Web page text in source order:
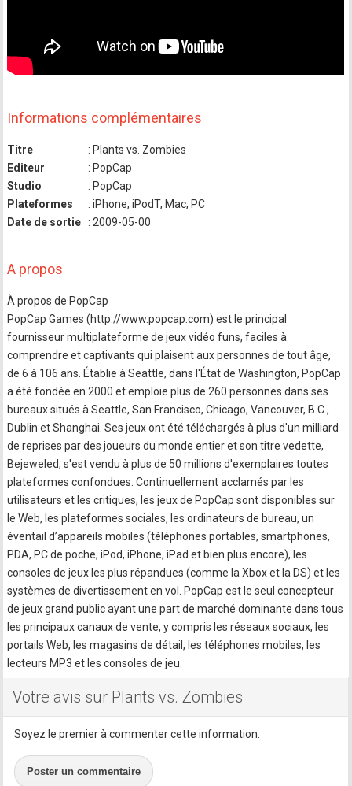
Informations complémentaires
Titre
: Plants vs. Zombies
Editeur
: PopCap
Studio
: PopCap
Plateformes
: iPhone, iPodT, Mac, PC
Date de sortie
: 2009-05-00
A propos
À propos de PopCap
PopCap Games (http://www.popcap.com) est le principal
fournisseur multiplateforme de jeux vidéo funs, faciles à
comprendre et captivants qui plaisent aux personnes de tout âge,
de 6 à 106 ans. Établie à Seattle, dans l'État de Washington, PopCap
a été fondée en 2000 et emploie plus de 260 personnes dans ses
bureaux situés à Seattle, San Francisco, Chicago, Vancouver, B.C.,
Dublin et Shanghai. Ses jeux ont été téléchargés à plus d'un milliard
de reprises par des joueurs du monde entier et son titre vedette,
Bejeweled, s'est vendu à plus de 50 millions d'exemplaires toutes
plateformes confondues. Continuellement acclamés par les
utilisateurs et les critiques, les jeux de PopCap sont disponibles sur
le Web, les plateformes sociales, les ordinateurs de bureau, un
éventail d’appareils mobiles (téléphones portables, smartphones,
PDA, PC de poche, iPod, iPhone, iPad et bien plus encore), les
consoles de jeux les plus répandues (comme la Xbox et la DS) et les
systèmes de divertissement en vol. PopCap est le seul concepteur
de jeux grand public ayant une part de marché dominante dans tous
les principaux canaux de vente, y compris les réseaux sociaux, les
portails Web, les magasins de détail, les téléphones mobiles, les
lecteurs MP3 et les consoles de jeu.
Votre avis sur Plants vs. Zombies
Soyez le premier à commenter cette information.
Poster un commentaire